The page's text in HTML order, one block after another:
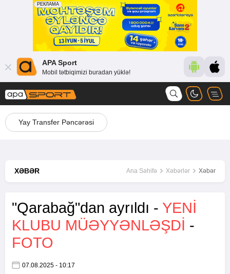
APA Sport
Mobil tətbiqimizi buradan yüklə!
Yay Transfer Pəncərəsi
XƏBƏR Ana Səhifə Xəbərlər Xəbər
"Qarabağ"dan ayrıldı - YENİ
KLUBU MÜƏYYƏNLƏŞDİ -
FOTO
07.08.2025 - 10:17